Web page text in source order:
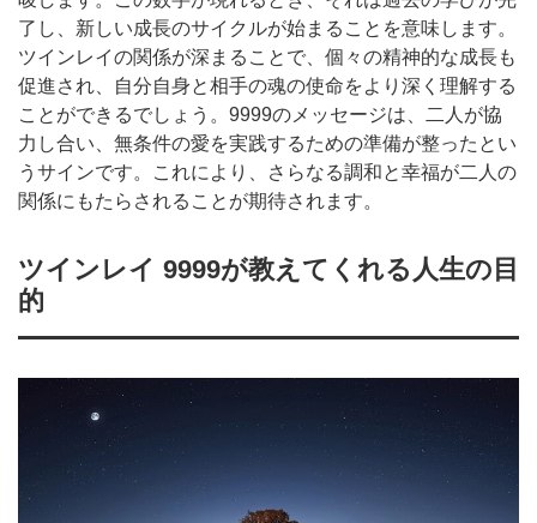
了し、新しい成長のサイクルが始まることを意味します。
ツインレイの関係が深まることで、個々の精神的な成長も
促進され、自分自身と相手の魂の使命をより深く理解する
ことができるでしょう。9999のメッセージは、二人が協
力し合い、無条件の愛を実践するための準備が整ったとい
うサインです。これにより、さらなる調和と幸福が二人の
関係にもたらされることが期待されます。
ツインレイ 9999が教えてくれる人生の目
的